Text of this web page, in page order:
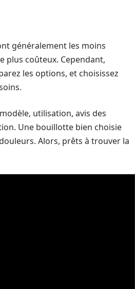
généralement les moins
plus coûteux. Cependant,
les options, et choisissez
utilisation, avis des
Une bouillotte bien choisie
Alors, prêts à trouver la